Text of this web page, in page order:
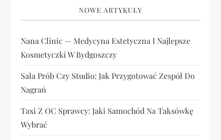
NOWE ARTYKUŁY
Nana Clinic — Medycyna Estetyczna I Najlepsze
Kosmetyczki W Bydgoszczy
Sala Prób Czy Studio: Jak Przygotować Zespół Do
Nagrań
Taxi Z OC Sprawcy: Jaki Samochód Na Taksówkę
Wybrać